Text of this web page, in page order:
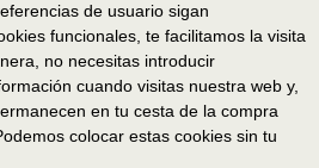
de usuario sigan
funcionales, te facilitamos la visita
no necesitas introducir
cuando visitas nuestra web y,
en tu cesta de la compra
colocar estas cookies sin tu